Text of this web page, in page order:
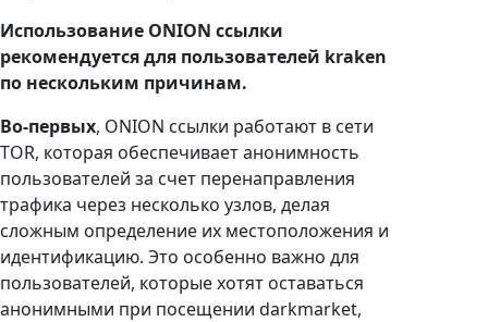
Использование ONION ссылки
рекомендуется для пользователей kraken
по нескольким причинам.
Во-первых, ONION ссылки работают в сети
TOR, которая обеспечивает анонимность
пользователей за счет перенаправления
трафика через несколько узлов, делая
сложным определение их местоположения и
идентификацию. Это особенно важно для
пользователей, которые хотят оставаться
анонимными при посещении darkmarket,